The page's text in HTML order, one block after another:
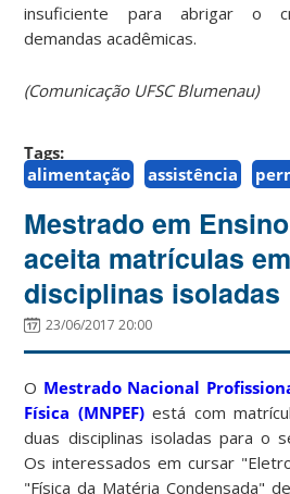
insuficiente para abrigar o
demandas acadêmicas.
(Comunicação UFSC Blumenau)
Tags:
alimentação
assistência
Mestrado em
aceita matrículas em
disciplinas isoladas
23/06/2017 20:00
O Mestrado Nacional
Física (MNPEF)está com
duas disciplinas isoladas para o
Os interessados em cursar
"Física da Matéria Condensada"